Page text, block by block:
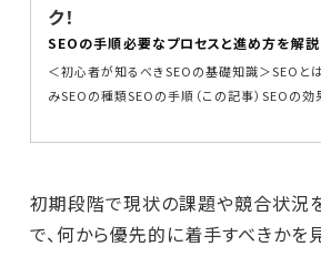
ク！
SEOの手順――必要なプロセスと進め方を解説
＜初心者が知るべきSEOの基礎知識＞SEOと
みSEOの種類SEOの手順（この記事）SEOの
初期段階で現状の課題や競合状況
で、何から優先的に着手すべきかを